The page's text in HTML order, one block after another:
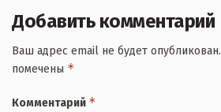
Добавить комментарий
Ваш адрес email не будет опубликован.
помечены *
Комментарий *